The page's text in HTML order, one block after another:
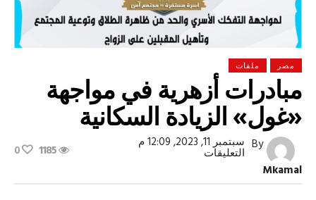
مصر ملفات
مبادرات أزهرية في مواجهة
«غول» الزيادة السكانية
By
Mkamal
سبتمبر 11, 2023, 12:09 م
التعليقاتعلى
في
1185
0